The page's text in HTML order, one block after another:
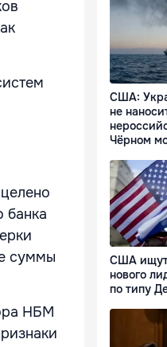
банка
суммы
НБМ
США:
не
Чёрном
США ищут
нового
по типу